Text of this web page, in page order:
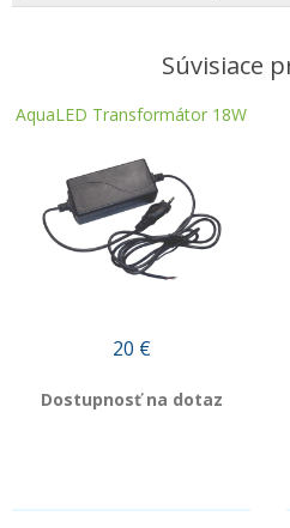
Súvisiace
AquaLED Transformátor 18W
20 €
Dostupnosť na dotaz